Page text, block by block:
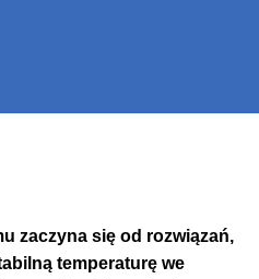
zaczyna się od rozwiązań,
temperaturę we